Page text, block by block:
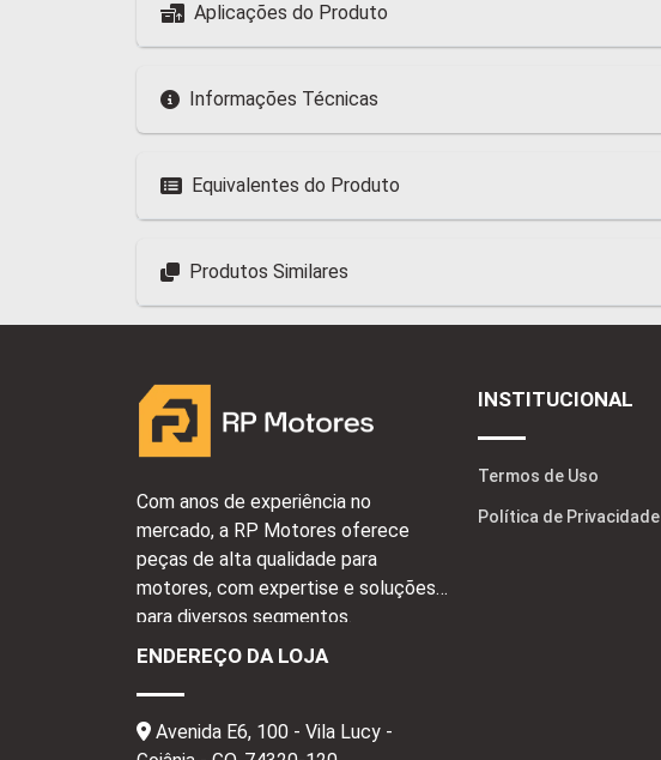
Aplicações do Produto
Informações Técnicas
Equivalentes do Produto
Produtos Similares
Com anos de experiência no
mercado, a RP Motores oferece
peças de alta qualidade para
motores, com expertise e soluções
para diversos segmentos.
ENDEREÇO DA LOJA
Avenida E6, 100 - Vila Lucy -
INSTITUCIONAL
Termos de Uso
Política de Privacidade